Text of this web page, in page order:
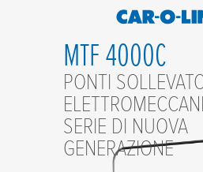
MTF 4000C
PONTI
SERIE DI NUOVA
GENERAZIONE